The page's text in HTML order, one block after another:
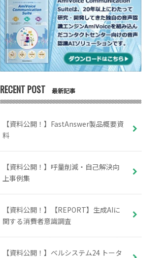
RECENT POST 最新記事
【資料公開！】FastAnswer製品概要資
料
【資料公開！】呼量削減・自己解決向
上事例集
【資料公開！】【REPORT】生成AIに
関する消費者意識調査
【資料公開！】ベルシステム24 トータ